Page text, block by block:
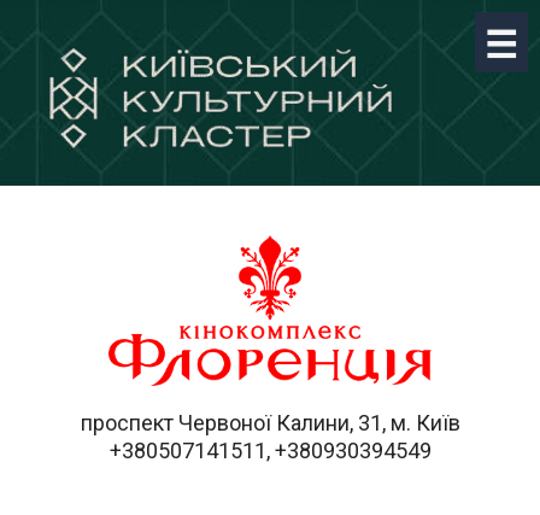
проспект Червоної Калини, 31, м. Київ
+380507141511, +380930394549